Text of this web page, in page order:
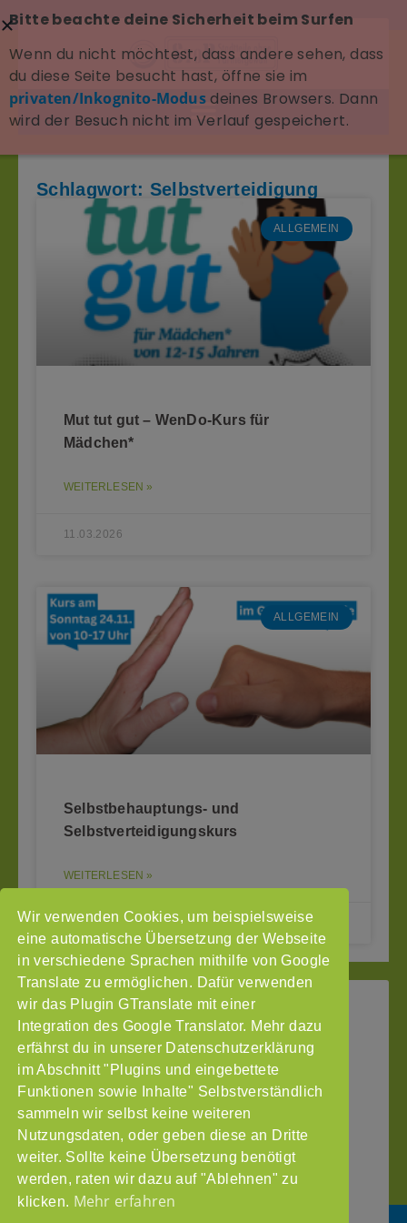
Schlagwort: Selbstverteidigung
ALLGEMEIN
Mut tut gut – WenDo-Kurs für
Mädchen*
WEITERLESEN »
11.03.2026
ALLGEMEIN
Selbstbehauptungs- und
Selbstverteidigungskurs
WEITERLESEN »
02.10.2024
Wir verwenden Cookies, um beispielsweise
eine automatische Übersetzung der Webseite
in verschiedene Sprachen mithilfe von Google
Translate zu ermöglichen. Dafür verwenden
wir das Plugin GTranslate mit einer
Integration des Google Translator. Mehr dazu
erfährst du in unserer Datenschutzerklärung
im Abschnitt "Plugins und eingebettete
Funktionen sowie Inhalte" Selbstverständlich
sammeln wir selbst keine weiteren
Nutzungsdaten, oder geben diese an Dritte
weiter. Sollte keine Übersetzung benötigt
werden, raten wir dazu auf "Ablehnen" zu
klicken. Mehr erfahren
StoP
–
Stadtteile
ohne
Partnergewalt
e.V.
Pinnasberg
27
20359
Intranet
Impressum
Datenschutzerklärung
Gefördert
durch
Bitte beachte deine Sicherheit beim Surfen
Wenn du nicht möchtest, dass andere sehen, dass
du diese Seite besucht hast, öffne sie im
privaten/Inkognito-Modusdeines Browsers. Dann
wird der Besuch nicht im Verlauf gespeichert.